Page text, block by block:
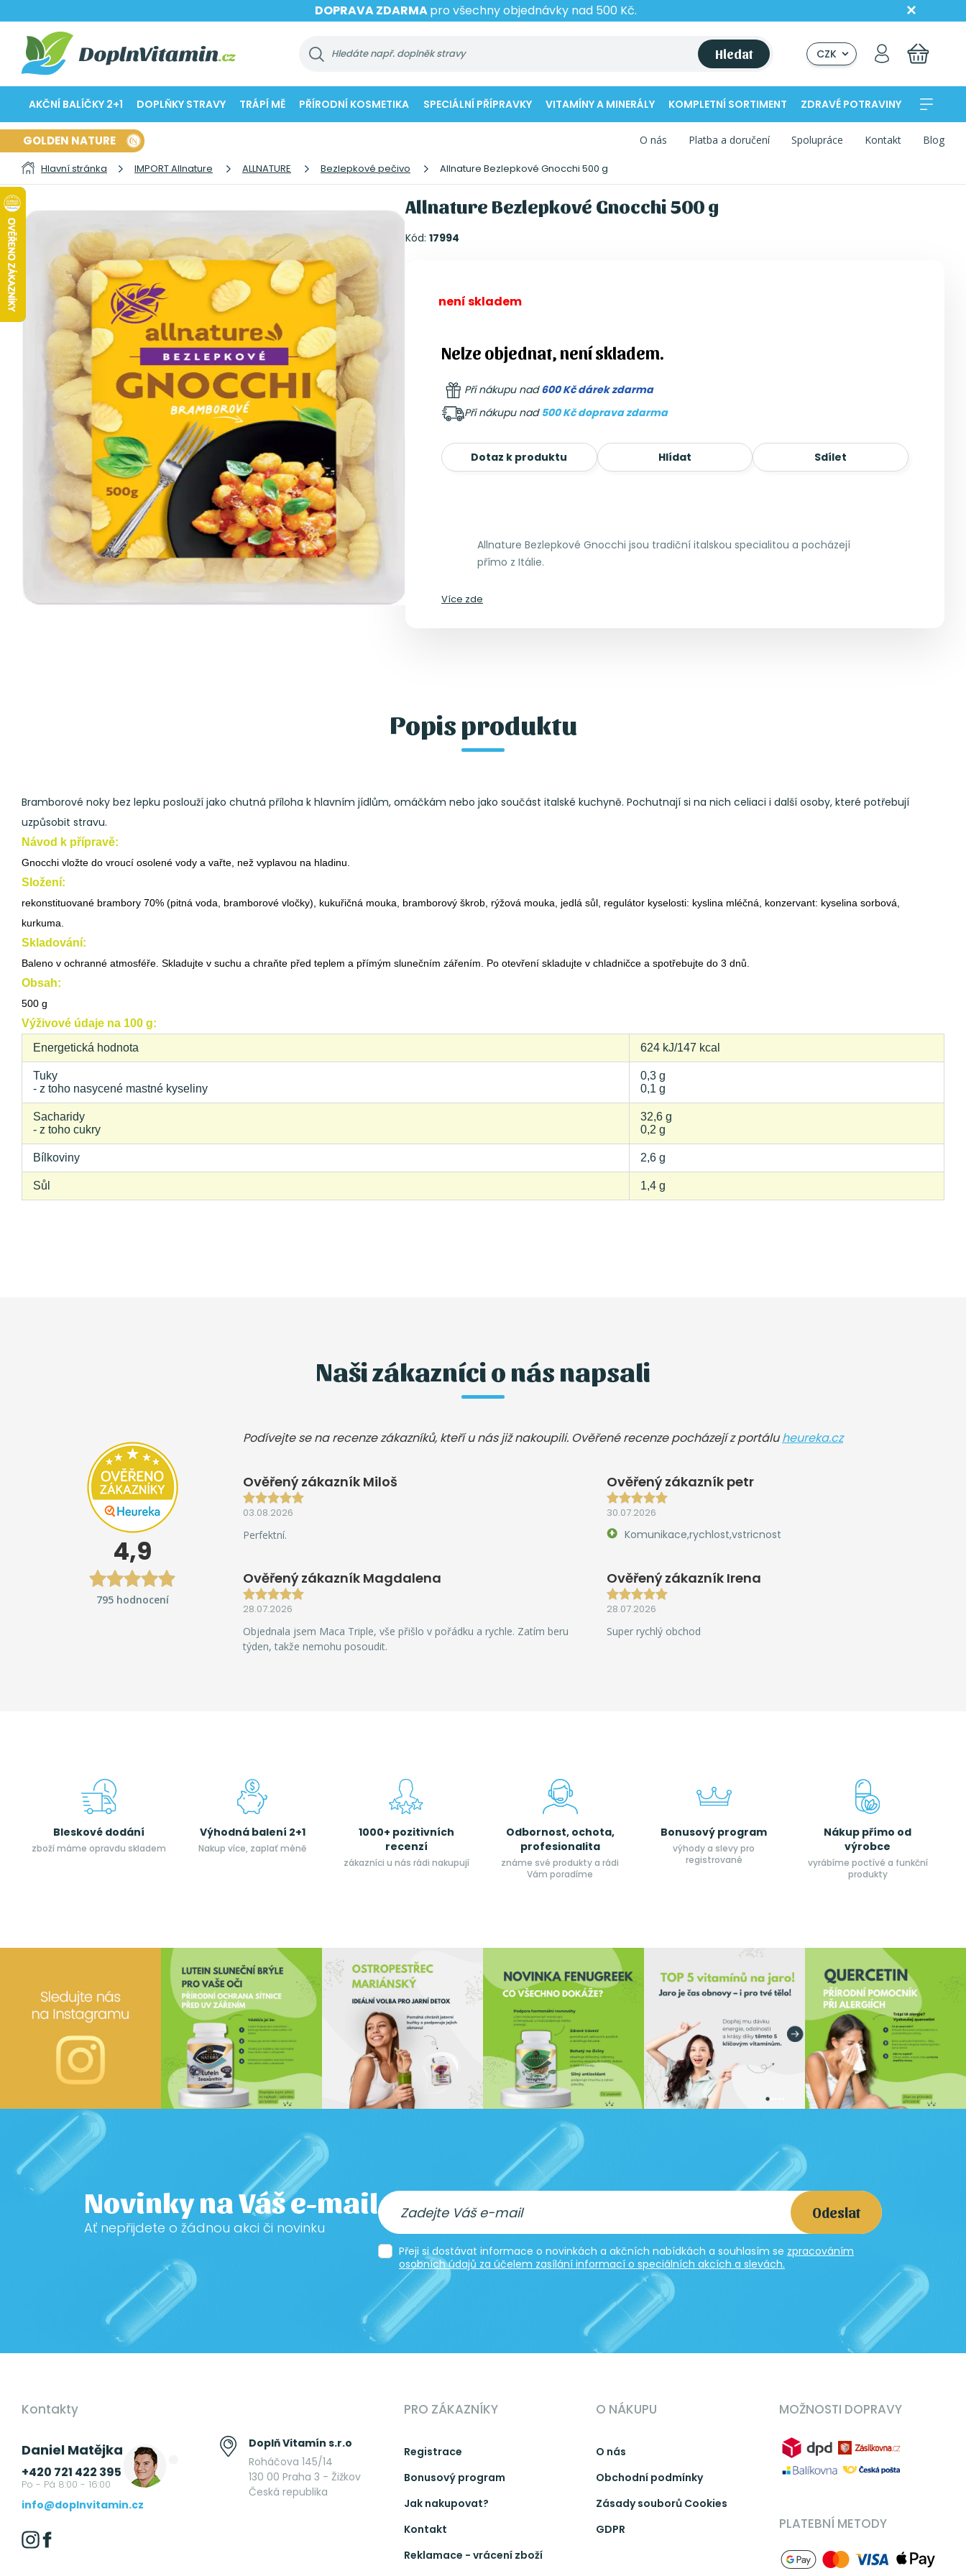
DOPRAVA ZDARMApro všechny objednávky nad 500 Kč.
Hledat CZK
AKČNÍ BALÍČKY 2+1 DOPLŇKY STRAVY TRÁPÍ MĚ PŘÍRODNÍ KOSMETIKA SPECIÁLNÍ PŘÍPRAVKY VITAMÍNY A MINERÁLY KOMPLETNÍ SORTIMENT ZDRAVÉ POTRAVINY
GOLDEN NATURE O nás Platba a doručení Spolupráce Kontakt Blog
Hlavní stránka IMPORT Allnature ALLNATURE Bezlepkové pečivo Allnature Bezlepkové Gnocchi 500 g
Allnature Bezlepkové Gnocchi 500 g
Kód: 17994
není skladem
Nelze objednat, není skladem.
Při nákupu nad600 Kč dárek zdarma
Při nákupu nad 500 Kč doprava zdarma
Dotaz k produktu Hlídat Sdílet
Allnature Bezlepkové Gnocchi jsou tradiční italskou specialitou a pocházejí
přímo z Itálie.
Více zde
Popis produktu
Bramborové noky bez lepku poslouží jako chutná příloha k hlavním jídlům, omáčkám nebo jako součást italské kuchyně. Pochutnají si na nich celiaci i další osoby, které potřebují
uzpůsobit stravu.
Návod k přípravě:
Gnocchi vložte do vroucí osolené vody a vařte, než vyplavou na hladinu.
Složení:
rekonstituované brambory 70% (pitná voda, bramborové vločky), kukuřičná mouka, bramborový škrob, rýžová mouka, jedlá sůl, regulátor kyselosti: kyslina mléčná, konzervant: kyselina sorbová,
kurkuma.
Skladování:
Baleno v ochranné atmosféře. Skladujte v suchu a chraňte před teplem a přímým slunečním zářením. Po otevření skladujte v chladničce a spotřebujte do 3 dnů.
Obsah:
500 g
Výživové údaje na 100 g:
Energetická hodnota
624 kJ/147 kcal
Tuky
- z toho nasycené mastné kyseliny
0,3 g
0,1 g
Sacharidy
- z toho cukry
32,6 g
0,2 g
Bílkoviny 2,6 g
Sůl 1,4 g
Naši zákazníci o nás napsali
4,9
795 hodnocení
Podívejte se na recenze zákazníků, kteří u nás již nakoupili. Ověřené recenze pocházejí z portáluheureka.cz
Ověřený zákazník Miloš
03.08.2026
Perfektní.
Ověřený zákazník petr
30.07.2026
Komunikace,rychlost,vstricnost
Ověřený zákazník Magdalena
28.07.2026
Objednala jsem Maca Triple, vše přišlo v pořádku a rychle. Zatím beru
týden, takže nemohu posoudit.
Ověřený zákazník Irena
28.07.2026
Super rychlý obchod
Bleskové dodání
zboží máme opravdu skladem
Výhodná balení 2+1
Nakup více, zaplať méně
1000+ pozitivních
recenzí
zákazníci u nás rádi nakupují
Odbornost, ochota,
profesionalita
známe své produkty a rádi
Vám poradíme
Bonusový program
výhody a slevy pro
registrované
Nákup přímo od
výrobce
vyrábíme poctívé a funkční
produkty
Novinky na Váš e-mail
Ať nepřijdete o žádnou akci či novinku
Odeslat
Přeji si dostávat informace o novinkách a akčních nabídkách a souhlasím se zpracováním
osobních údajů za účelem zasílání informací o speciálních akcích a slevách.
Kontakty
Daniel Matějka
+420 721 422 395
Po - Pá 8:00 - 16:00
info@doplnvitamin.cz
Doplň Vitamín s.r.o
Roháčova 145/14
130 00 Praha 3 - Žižkov
Česká republika
PRO ZÁKAZNÍKY
Registrace
Bonusový program
Jak nakupovat?
Kontakt
Reklamace - vrácení zboží
O NÁKUPU
O nás
Obchodní podmínky
Zásady souborů Cookies
GDPR
MOŽNOSTI DOPRAVY
PLATEBNÍ METODY